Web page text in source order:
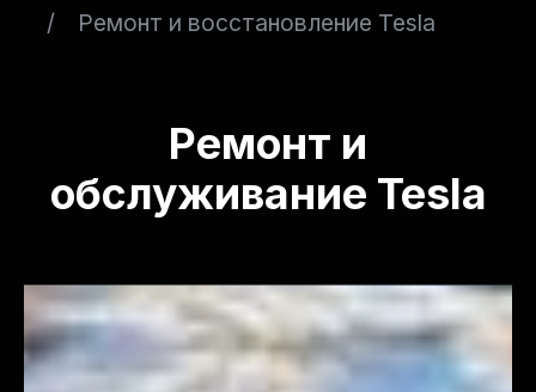
Ремонт и восстановление Tesla
Ремонт и
обслуживание Tesla